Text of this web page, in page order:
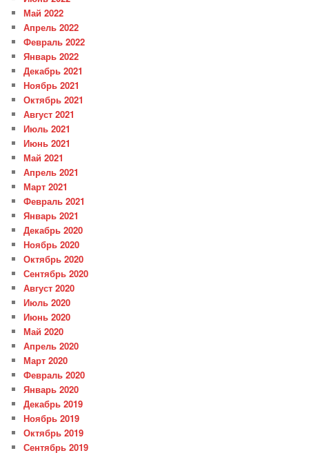
Май 2022
Апрель 2022
Февраль 2022
Январь 2022
Декабрь 2021
Ноябрь 2021
Октябрь 2021
Август 2021
Июль 2021
Июнь 2021
Май 2021
Апрель 2021
Март 2021
Февраль 2021
Январь 2021
Декабрь 2020
Ноябрь 2020
Октябрь 2020
Сентябрь 2020
Август 2020
Июль 2020
Июнь 2020
Май 2020
Апрель 2020
Март 2020
Февраль 2020
Январь 2020
Декабрь 2019
Ноябрь 2019
Октябрь 2019
Сентябрь 2019